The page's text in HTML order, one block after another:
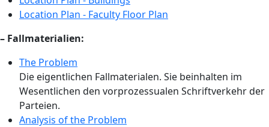
Location Plan - Faculty Floor Plan
– Fallmaterialien:
The Problem
Die eigentlichen Fallmaterialen. Sie beinhalten im
Wesentlichen den vorprozessualen Schriftverkehr der
Parteien.
Analysis of the Problem